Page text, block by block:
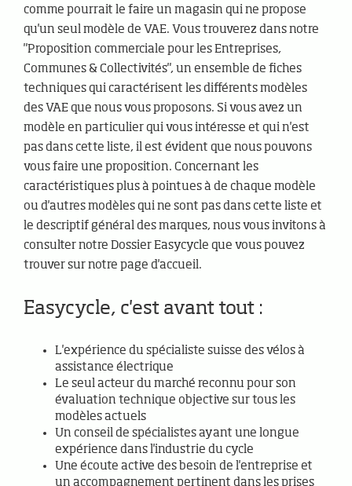
comme pourrait le faire un magasin qui ne propose
qu'un seul modèle de VAE. Vous trouverez dans notre
"Proposition commerciale pour les Entreprises,
Communes & Collectivités", un ensemble de fiches
techniques qui caractérisent les différents modèles
des VAE que nous vous proposons. Si vous avez un
modèle en particulier qui vous intéresse et qui n'est
pas dans cette liste, il est évident que nous pouvons
vous faire une proposition. Concernant les
caractéristiques plus à pointues à de chaque modèle
ou d'autres modèles qui ne sont pas dans cette liste et
le descriptif général des marques, nous vous invitons à
consulter notre Dossier Easycycle que vous pouvez
trouver sur notre page d'accueil.
Easycycle, c'est avant tout :
L'expérience du spécialiste suisse des vélos à
assistance électrique
Le seul acteur du marché reconnu pour son
évaluation technique objective sur tous les
modèles actuels
Un conseil de spécialistes ayant une longue
expérience dans l'industrie du cycle
Une écoute active des besoin de l'entreprise et
un accompagnement pertinent dans les prises